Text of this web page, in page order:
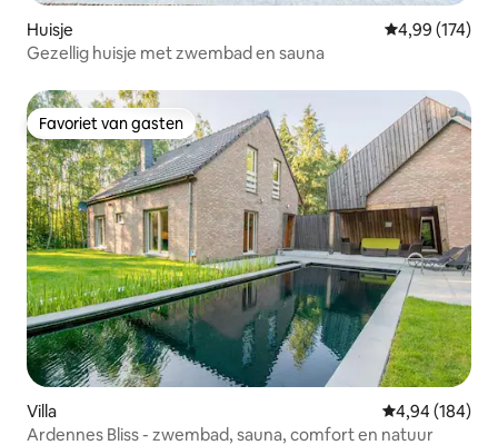
Huisje Gemiddelde
4,99 (174)
Gezellig huisje met zwembad en sauna
Favoriet van gasten
Favoriet van gasten
Villa Gemiddelde
4,94 (184)
Ardennes Bliss - zwembad, sauna, comfort en natuur